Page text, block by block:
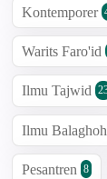
Kontemporer
Warits Faro'id
Ilmu Tajwid
Ilmu Balaghoh
Pesantren 8